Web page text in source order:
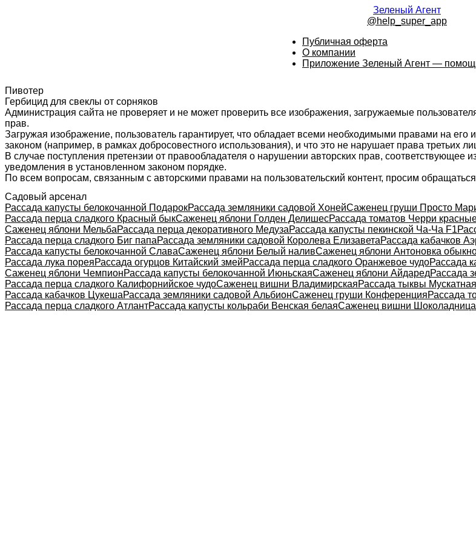
Зеленый Агент
@help_super_app
Публичная оферта
О компании
Приложение Зеленый Агент —
Пивотер
Гербицид для свеклы от сорняков
Администрация сайта не проверяет и не может проверить все изображения, загружаемые
прав.
Загружая изображение, пользователь гарантирует, что обладает всеми необходимыми правами на
законом (например, в рамках добросовестного использования), и что это не нарушает права третьих
В случае поступления претензии от правообладателя о нарушении авторских прав, соответствующее
уведомления в установленном законом порядке.
По всем вопросам, связанным с авторскими правами на пользовательский контент, просим
Садовый арсенал
Рассада капусты белокочанной ПодарокРассада земляники садовой ХонейСаженец груши Просто
Рассада перца сладкого Красный быкСаженец яблони Голден ДелишесРассада томатов Черри
Саженец яблони МельбаРассада перца декоративного МедузаРассада капусты пекинской Ча-Ча F1
Рассада перца сладкого Биг папаРассада земляники садовой Королева ЕлизаветаРассада кабачков
Рассада капусты белокочанной СлаваСаженец яблони Белый наливСаженец яблони Антоновка
Рассада лука пореяРассада огурцов Китайский змейРассада перца сладкого Оранжевое чудоРассада
Саженец яблони ЧемпионРассада капусты белокочанной ИюньскаяСаженец яблони АйдаредРассада
Рассада перца сладкого Калифорнийское чудоСаженец вишни ВладимирскаяРассада тыквы
Рассада кабачков ЦукешаРассада земляники садовой АльбионСаженец груши КонференцияРассада
Рассада перца сладкого АтлантРассада капусты кольраби Венская белаяСаженец вишни Шоколадница